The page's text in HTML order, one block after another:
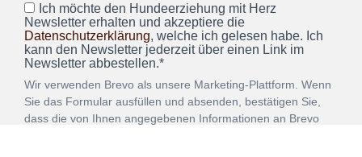
Ich möchte den Hundeerziehung mit Herz
Newsletter erhalten und akzeptiere die
Datenschutzerklärung, welche ich gelesen habe. Ich
kann den Newsletter jederzeit über einen Link im
Newsletter abbestellen.*
Wir verwenden Brevo als unsere Marketing-Plattform. Wenn
Sie das Formular ausfüllen und absenden, bestätigen Sie,
dass die von Ihnen angegebenen Informationen an Brevo